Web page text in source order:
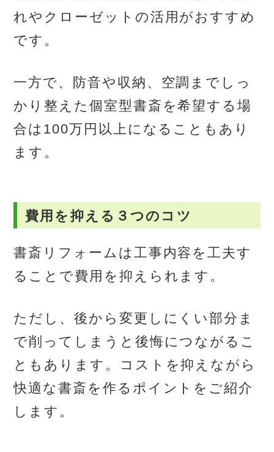
れやクローゼットの活用がおすすめ
です。
一方で、防音や収納、空調までしっ
かり整えた個室型書斎を希望する場
合は100万円以上になることもあり
ます。
費用を抑える３つのコツ
書斎リフォームは工事内容を工夫す
ることで費用を抑えられます。
ただし、後から変更しにくい部分ま
で削ってしまうと後悔につながるこ
ともあります。コストを抑えながら
快適な書斎を作るポイントをご紹介
します。